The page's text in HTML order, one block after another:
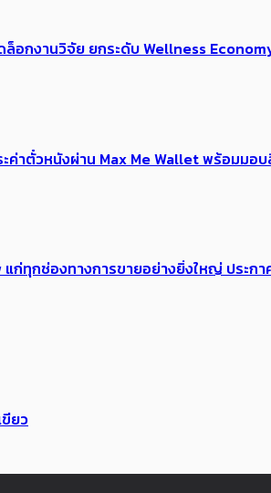
กงานวิจัย ยกระดับ Wellness
ค่าตั๋วหนังผ่าน Max Me Wallet พร้อมมอ
ก่ทุกช่องทางการขายอย่างยิ่งใหญ่ ประก
ยว